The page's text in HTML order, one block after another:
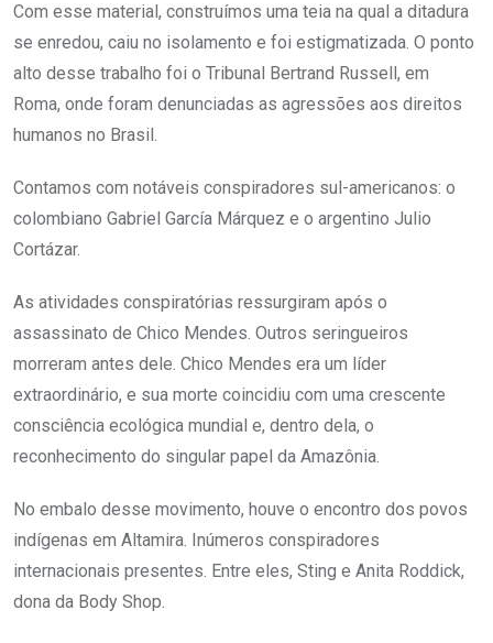
Com esse material, construímos uma teia na qual a ditadura
se enredou, caiu no isolamento e foi estigmatizada. O ponto
alto desse trabalho foi o Tribunal Bertrand Russell, em
Roma, onde foram denunciadas as agressões aos direitos
humanos no Brasil.
Contamos com notáveis conspiradores sul-americanos: o
colombiano Gabriel García Márquez e o argentino Julio
Cortázar.
As atividades conspiratórias ressurgiram após o
assassinato de Chico Mendes. Outros seringueiros
morreram antes dele. Chico Mendes era um líder
extraordinário, e sua morte coincidiu com uma crescente
consciência ecológica mundial e, dentro dela, o
reconhecimento do singular papel da Amazônia.
No embalo desse movimento, houve o encontro dos povos
indígenas em Altamira. Inúmeros conspiradores
internacionais presentes. Entre eles, Sting e Anita Roddick,
dona da Body Shop.